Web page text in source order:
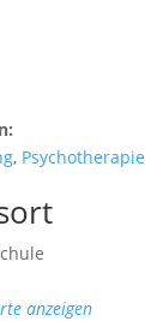
, Psychotherapie
anzeigen